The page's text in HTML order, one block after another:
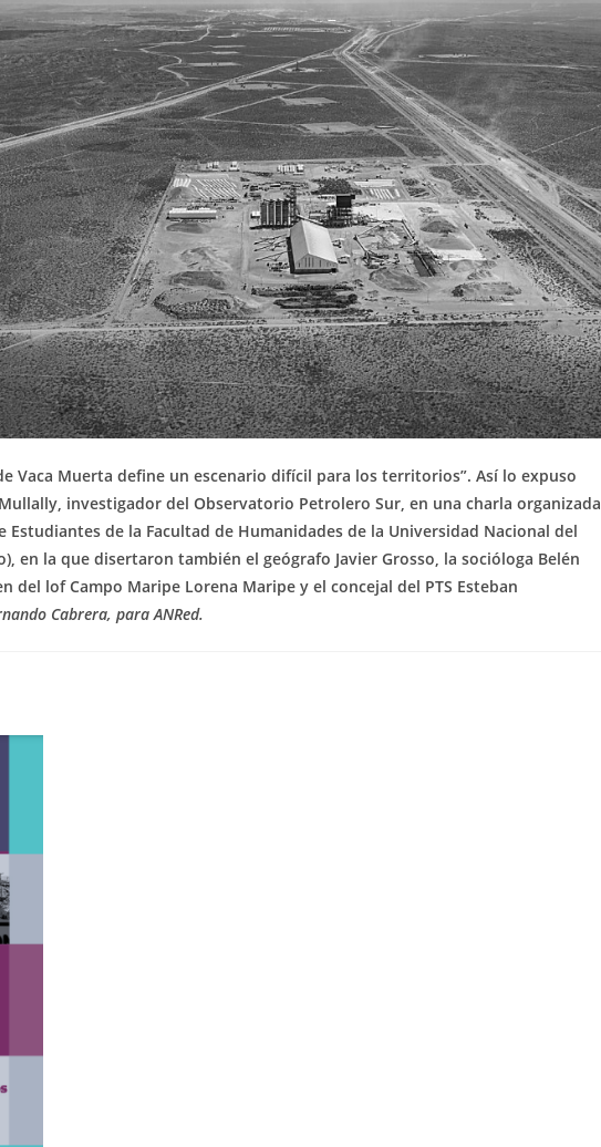
Vaca Muerta define un escenario difícil para los territorios”. Así lo expuso
investigador del Observatorio Petrolero Sur, en una charla organizada
Estudiantes de la Facultad de Humanidades de la Universidad Nacional del
en la que disertaron también el geógrafo Javier Grosso, la socióloga Belén
del lof Campo Maripe Lorena Maripe y el concejal del PTS Esteban
Cabrera, para ANRed.